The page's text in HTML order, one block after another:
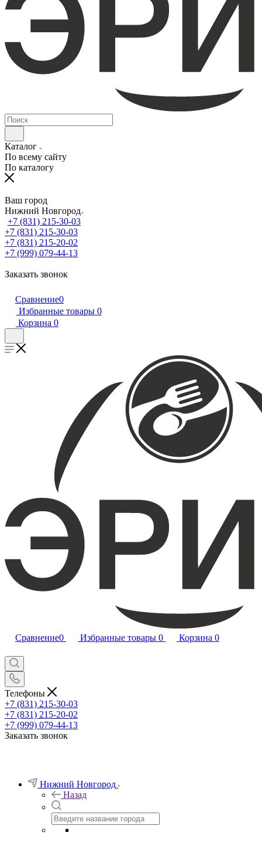
Каталог
По всему сайту
По каталогу
Ваш город
Нижний Новгород
+7 (831) 215-30-03
+7 (831) 215-30-03
+7 (831) 215-20-02
+7 (999) 079-44-13
Заказать звонок
Сравнение0
Избранные товары 0
Корзина 0
Сравнение0 Избранные товары 0 Корзина 0
Телефоны
+7 (831) 215-30-03
+7 (831) 215-20-02
+7 (999) 079-44-13
Заказать звонок
Нижний Новгород
Назад